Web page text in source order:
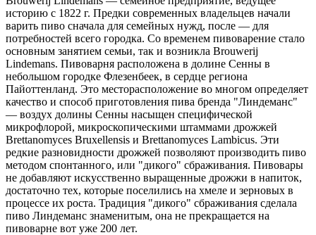
историю с 1822 г. Предки современных владельцев начали
варить пиво сначала для семейных нужд, после — для
потребностей всего городка. Со временем пивоварение стало
основным занятием семьи, так и возникла Brouwerij
Lindemans. Пивоварня расположена в долине Сенны в
небольшом городке Флезенбеек, в сердце региона
Пайоттенланд. Это месторасположение во многом определяет
качество и способ приготовления пива бренда "Линдеманс"
— воздух долины Сенны насыщен специфической
микрофлорой, микроскопическими штаммами дрожжей
Brettanomyces Bruxellensis и Brettanomyces Lambicus. Эти
редкие разновидности дрожжей позволяют производить пиво
методом спонтанного, или "дикого" сбраживания. Пивовары
не добавляют искусственно выращенные дрожжи в напиток,
достаточно тех, которые поселились на хмеле и зерновых в
процессе их роста. Традиция "дикого" сбраживания сделала
пиво Линдеманс знаменитым, она не прекращается на
пивоварне вот уже 200 лет.